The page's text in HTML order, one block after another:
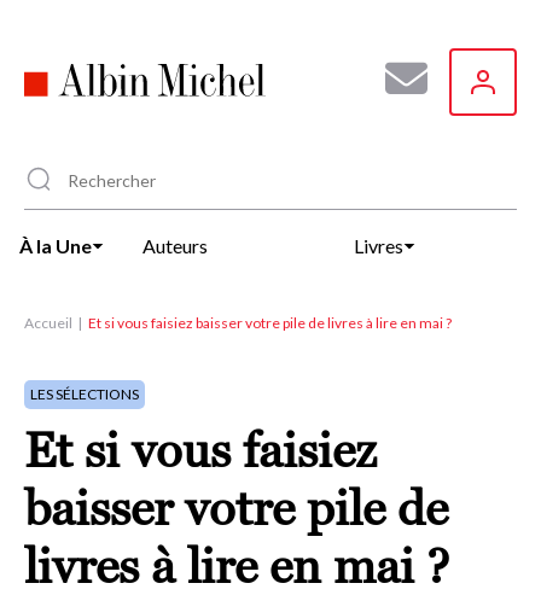
principal
À la Une Auteurs Livres
Accueil Et si vous faisiez baisser votre pile de livres à lire en mai ?
LES SÉLECTIONS
Et si vous faisiez
baisser votre pile de
livres à lire en mai ?